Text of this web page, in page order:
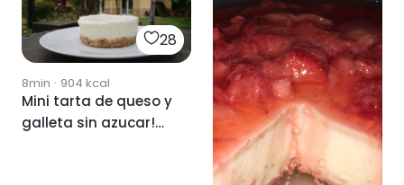
28
8min · 904 kcal
Mini tarta de queso y
galleta sin azucar!